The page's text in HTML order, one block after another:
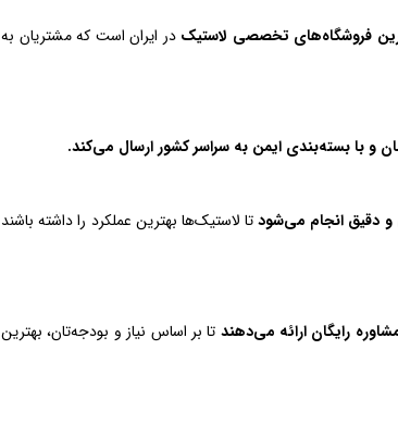
فروشگاه‌های تخصصی لاستیک در ایران است که مشتریان به
و با بسته‌بندی ایمن به سراسر کشور ارسال می‌کند.
دقیق انجام می‌شودتا لاستیک‌ها بهترین عملکرد را داشته باشند
رایگان ارائه می‌دهند تا بر اساس نیاز و بودجه‌تان، بهترین